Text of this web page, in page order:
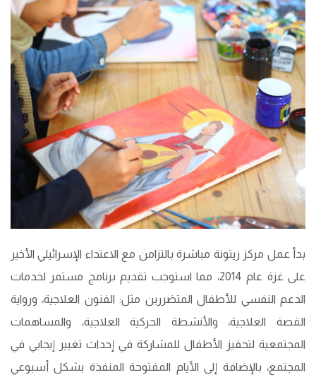
بدأ عمل مركز زيتونة مباشرة بالتزامن مع الاعتداء الإسرائيلي الأخير
على غزة عام 2014، مما استوجب تقديم برنامج مستمر لخدمات
الدعم النفسي للأطفال المتضررين مثل: الفنون العلاجية، ورواية
القصة العلاجية، والأنشطة الحركية العلاجية، والمساهمات
المجتمعية لتحفيز الأطفال للمشاركة في إحداث تغيير إيجابي في
المجتمع، بالإضافة إلى الأيام المفتوحة المنفذة بشكل أسبوعي